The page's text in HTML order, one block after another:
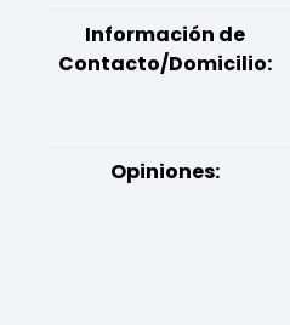
Información de
Contacto/Domicilio:
Opiniones: